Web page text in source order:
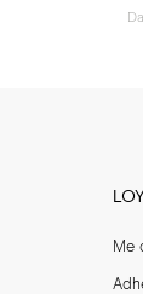
Me